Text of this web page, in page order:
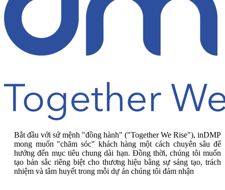
Bắt đầu với sứ mệnh "đồng hành" ("Together We Rise"), inDMP
mong muốn "chăm sóc" khách hàng một cách chuyên sâu để
hướng đến mục tiêu chung dài hạn. Đồng thời, chúng tôi muốn
tạo bản sắc riêng biệt cho thương hiệu bằng sự sáng tạo, trách
nhiệm và tâm huyết trong mỗi dự án chúng tôi đảm nhận